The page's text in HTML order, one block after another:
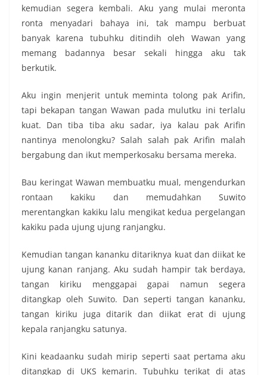
kemudian segera kembali. Aku yang mulai meronta
ronta menyadari bahaya ini, tak mampu berbuat
banyak karena tubuhku ditindih oleh Wawan yang
memang badannya besar sekali hingga aku tak
berkutik.
Aku ingin menjerit untuk meminta tolong pak Arifin,
tapi bekapan tangan Wawan pada mulutku ini terlalu
kuat. Dan tiba tiba aku sadar, iya kalau pak Arifin
nantinya menolongku? Salah salah pak Arifin malah
bergabung dan ikut memperkosaku bersama mereka.
Bau keringat Wawan membuatku mual, mengendurkan
rontaan kakiku dan memudahkan Suwito
merentangkan kakiku lalu mengikat kedua pergelangan
kakiku pada ujung ujung ranjangku.
Kemudian tangan kananku ditariknya kuat dan diikat ke
ujung kanan ranjang. Aku sudah hampir tak berdaya,
tangan kiriku menggapai gapai namun segera
ditangkap oleh Suwito. Dan seperti tangan kananku,
tangan kiriku juga ditarik dan diikat erat di ujung
kepala ranjangku satunya.
Kini keadaanku sudah mirip seperti saat pertama aku
ditangkap di UKS kemarin. Tubuhku terikat di atas